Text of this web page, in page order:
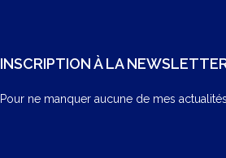
INSCRIPTION À LA
Pour ne manquer aucune de mes